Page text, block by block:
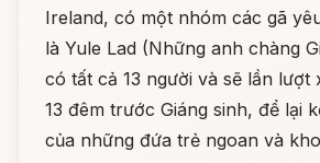
Ireland, có một nhóm các gã
là Yule Lad (Những anh chàng
có tất cả 13 người và sẽ lần lượt
13 đêm trước Giáng sinh, để lại
của những đứa trẻ ngoan và